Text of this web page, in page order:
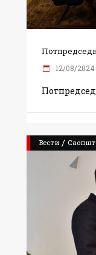
12/08/2024
Вести /